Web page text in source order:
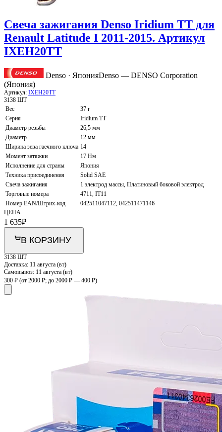
Свеча зажигания Denso Iridium TT для
Renault Latitude I 2011-2015. Артикул
IXEH20TT
Denso · ЯпонияDenso — DENSO Corporation
(Япония)
Артикул: IXEH20TT
3138 ШТ
Вес
37 г
Серия
Iridium TT
Диаметр резьбы
26,5 мм
Диаметр
12 мм
Ширина зева гаечного ключа 14
Момент затяжки
17 Нм
Исполнение для страны
Япония
Техника присоединения
Solid SAE
Свеча зажигания
1 электрод массы, Платиновый боковой электрод
Торговые номера
4711, IT11
Номер EAN/Штрих-код
042511047112, 042511471146
ЦЕНА
1 635₽
В КОРЗИНУ
3138 ШТ
Доставка: 11 августа (вт)
Самовывоз: 11 августа (вт)
300 ₽ (от 2000 ₽; до 2000 ₽ — 400 ₽)